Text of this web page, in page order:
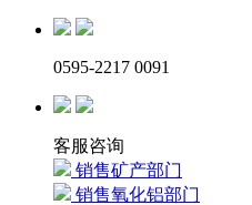
0595-2217 0091
客服咨询
销售矿产部门
销售氧化铝部门